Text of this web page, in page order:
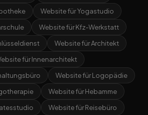
Website für Yogastudio
Website für Kfz-Werkstatt
Website für Architekt
für Innenarchitekt
Website für Logopädie
Website für Hebamme
Website für Reisebüro